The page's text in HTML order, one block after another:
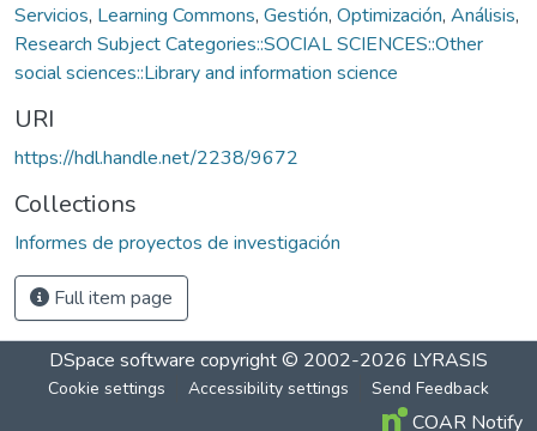
Servicios, Learning Commons, Gestión, Optimización, Análisis,
Research Subject Categories::SOCIAL SCIENCES::Other
social sciences::Library and information science
URI
https://hdl.handle.net/2238/9672
Collections
Informes de proyectos de investigación
Full item page
DSpace software copyright © 2002-2026 LYRASIS
Cookie settings Accessibility settings Send Feedback
COAR Notify